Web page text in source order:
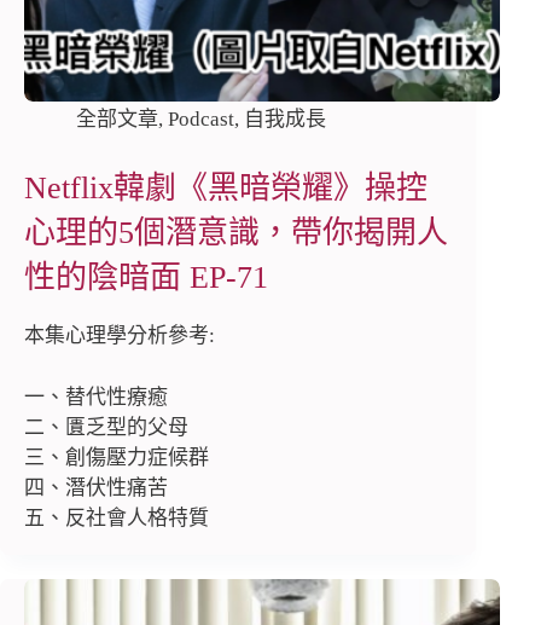
全部文章, Podcast, 自我成長
Netflix韓劇《黑暗榮耀》操控
心理的5個潛意識，帶你揭開人
性的陰暗面 EP-71
本集心理學分析參考:
一、替代性療癒
二、匱乏型的父母
三、創傷壓力症候群
四、潛伏性痛苦
五、反社會人格特質